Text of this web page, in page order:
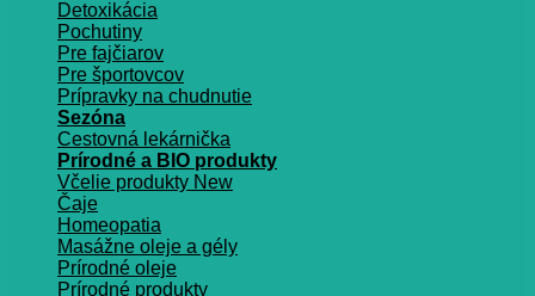
Detoxikácia
Pochutiny
Pre fajčiarov
Pre športovcov
Prípravky na chudnutie
Sezóna
Cestovná lekárnička
Prírodné a BIO produkty
Včelie produkty
Čaje
Homeopatia
Masážne oleje a gély
Prírodné oleje
Prírodné produkty